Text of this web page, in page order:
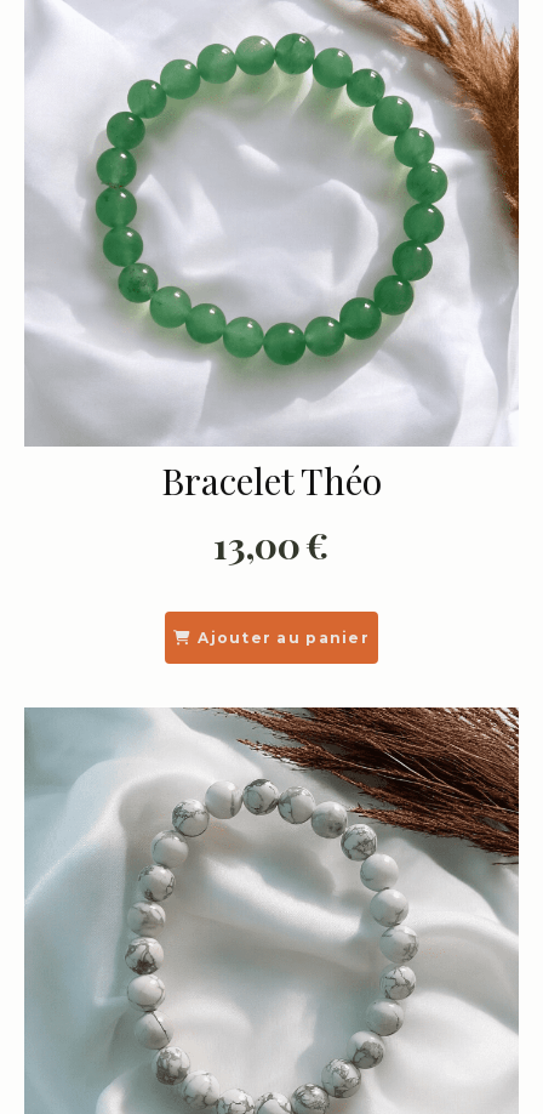
Bracelet Théo
13,00€
Ajouter au panier